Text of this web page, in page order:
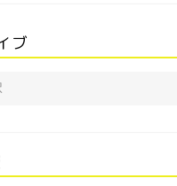
ポートカー
ブ